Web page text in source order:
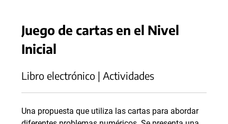
Juego de cartas en el Nivel
Inicial
Libro electrónico | Actividades
Una propuesta que utiliza las cartas para abordar